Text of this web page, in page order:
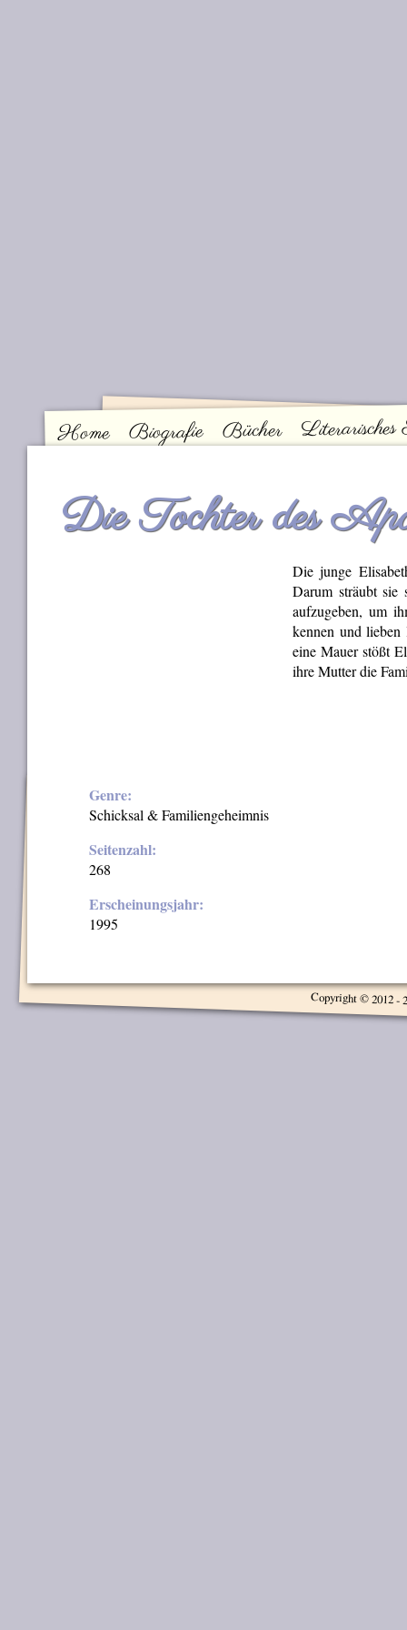
Hauptmenü
Home Biografie Bücher
Die Tochter des
Die junge
Darum sträubt sie
aufzugeben, um
kennen und
eine Mauer stößt
ihre Mutter die
Genre:
Schicksal & Familiengeheimnis
Seitenzahl:
268
Erscheinungsjahr:
1995
Copyright © 2012 -